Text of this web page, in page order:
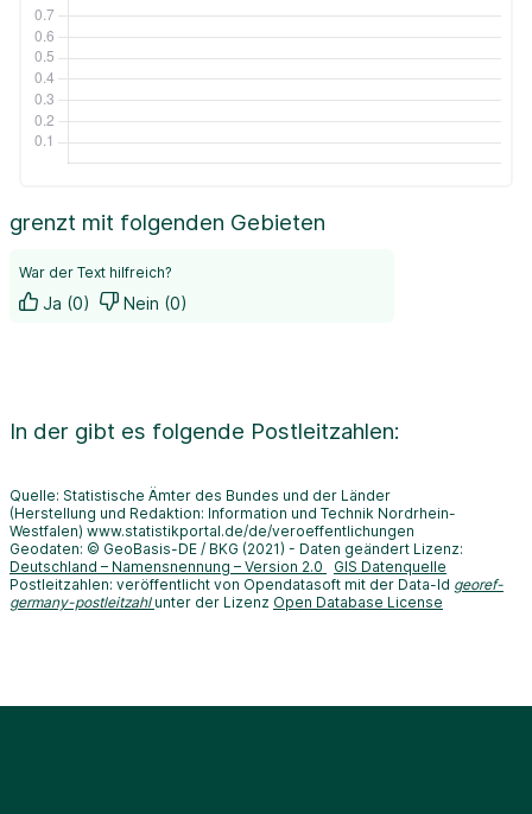
grenzt mit folgenden Gebieten
War der Text hilfreich?
Ja (0) Nein (0)
In der gibt es folgende Postleitzahlen:
Quelle: Statistische Ämter des Bundes und der Länder
(Herstellung und Redaktion: Information und Technik Nordrhein-
Westfalen) www.statistikportal.de/de/veroeffentlichungen
Geodaten: © GeoBasis-DE / BKG (2021) - Daten geändert Lizenz:
Deutschland – Namensnennung – Version 2.0
GIS Datenquelle
Postleitzahlen: veröffentlicht von Opendatasoft mit der Data-Id georef-
germany-postleitzahl unter der Lizenz Open Database License